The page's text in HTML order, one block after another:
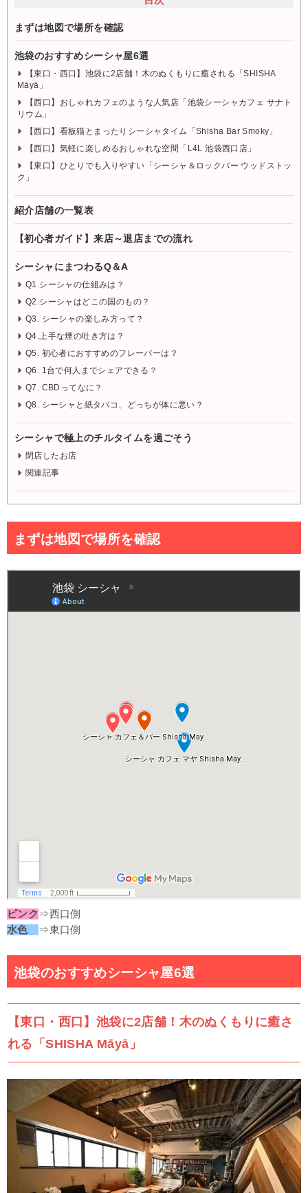
まずは地図で場所を確認
池袋のおすすめシーシャ屋6選
【東口・西口】池袋に2店舗！木のぬくもりに癒される「SHISHA
Māyā」
【西口】おしゃれカフェのような人気店「池袋シーシャカフェ サナト
リウム」
【西口】看板猫とまったりシーシャタイム「Shisha Bar Smoky」
【西口】気軽に楽しめるおしゃれな空間「L4L 池袋西口店」
【東口】ひとりでも入りやすい「シーシャ＆ロックバー ウッドストッ
ク」
紹介店舗の一覧表
【初心者ガイド】来店～退店までの流れ
シーシャにまつわるQ＆A
Q1.シーシャの仕組みは？
Q2.シーシャはどこの国のもの？
Q3. シーシャの楽しみ方って？
Q4.上手な煙の吐き方は？
Q5. 初心者におすすめのフレーバーは？
Q6. 1台で何人までシェアできる？
Q7. CBDってなに？
Q8. シーシャと紙タバコ、どっちが体に悪い？
シーシャで極上のチルタイムを過ごそう
閉店したお店
関連記事
まずは地図で場所を確認
ピンク ⇒西口側
水色
⇒東口側
池袋のおすすめシーシャ屋6選
【東口・西口】池袋に2店舗！木のぬくもりに癒さ
れる「SHISHA Māyā」